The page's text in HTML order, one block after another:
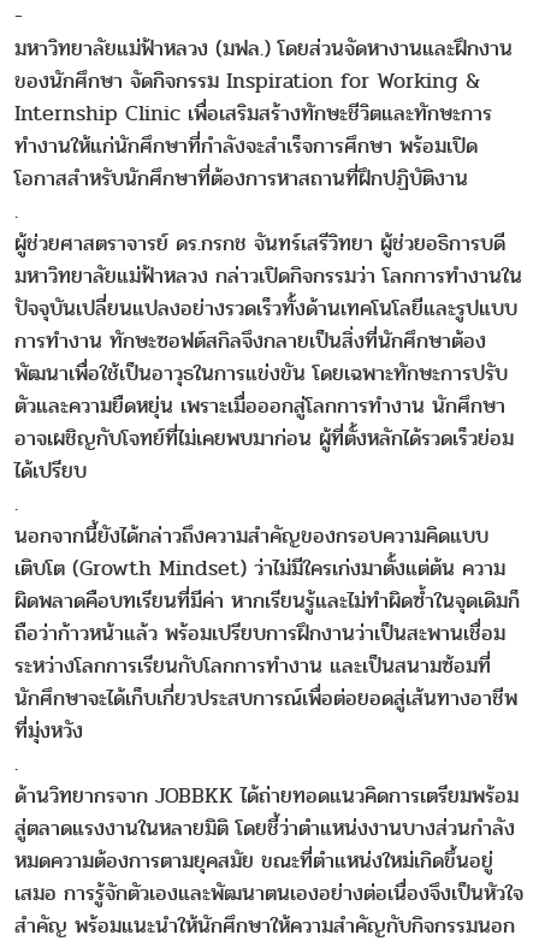
-
มหาวิทยาลัยแม่ฟ้าหลวง (มฟล.) โดยส่วนจัดหางานและฝึกงาน
ของนักศึกษา จัดกิจกรรม Inspiration for Working &
Internship Clinic เพื่อเสริมสร้างทักษะชีวิตและทักษะการ
ทำงานให้แก่นักศึกษาที่กำลังจะสำเร็จการศึกษา พร้อมเปิด
โอกาสสำหรับนักศึกษาที่ต้องการหาสถานที่ฝึกปฏิบัติงาน
.
ผู้ช่วยศาสตราจารย์ ดร.กรกช จันทร์เสรีวิทยา ผู้ช่วยอธิการบดี
มหาวิทยาลัยแม่ฟ้าหลวง กล่าวเปิดกิจกรรมว่า โลกการทำงานใน
ปัจจุบันเปลี่ยนแปลงอย่างรวดเร็วทั้งด้านเทคโนโลยีและรูปแบบ
การทำงาน ทักษะซอฟต์สกิลจึงกลายเป็นสิ่งที่นักศึกษาต้อง
พัฒนาเพื่อใช้เป็นอาวุธในการแข่งขัน โดยเฉพาะทักษะการปรับ
ตัวและความยืดหยุ่น เพราะเมื่อออกสู่โลกการทำงาน นักศึกษา
อาจเผชิญกับโจทย์ที่ไม่เคยพบมาก่อน ผู้ที่ตั้งหลักได้รวดเร็วย่อม
ได้เปรียบ
.
นอกจากนี้ยังได้กล่าวถึงความสำคัญของกรอบความคิดแบบ
เติบโต (Growth Mindset) ว่าไม่มีใครเก่งมาตั้งแต่ต้น ความ
ผิดพลาดคือบทเรียนที่มีค่า หากเรียนรู้และไม่ทำผิดซ้ำในจุดเดิมก็
ถือว่าก้าวหน้าแล้ว พร้อมเปรียบการฝึกงานว่าเป็นสะพานเชื่อม
ระหว่างโลกการเรียนกับโลกการทำงาน และเป็นสนามซ้อมที่
นักศึกษาจะได้เก็บเกี่ยวประสบการณ์เพื่อต่อยอดสู่เส้นทางอาชีพ
ที่มุ่งหวัง
.
ด้านวิทยากรจาก JOBBKK ได้ถ่ายทอดแนวคิดการเตรียมพร้อม
สู่ตลาดแรงงานในหลายมิติ โดยชี้ว่าตำแหน่งงานบางส่วนกำลัง
หมดความต้องการตามยุคสมัย ขณะที่ตำแหน่งใหม่เกิดขึ้นอยู่
เสมอ การรู้จักตัวเองและพัฒนาตนเองอย่างต่อเนื่องจึงเป็นหัวใจ
สำคัญ พร้อมแนะนำให้นักศึกษาให้ความสำคัญกับกิจกรรมนอก